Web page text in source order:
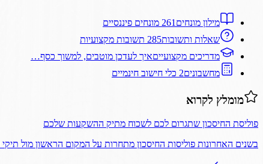
מילון מונחים 261 מונחים פיננסיים
שאלות ותשובות285 תשובות מקצועיות
מדריכים מקצועייםאיך לעדכן מוטבים, למשוך כסף…
מחשבונים2 כלי חישוב חינמיים
מומלץ לקרוא
פוליסת החיסכון שתגרום לכם לשכוח מתיק ההשקעות שלכם
בשנים האחרונות פוליסות החיסכון מתחרות על המקום הראשון מול